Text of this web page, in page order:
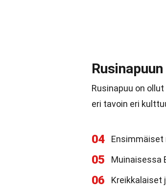
Rusinapuu on
eri tavoin eri
04 Ensimmäiset
05 Muinaisessa
06
Kreikkalaiset